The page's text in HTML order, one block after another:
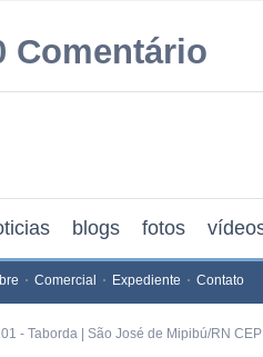
Comentário
blogs fotos
Comercial Expediente Contato
- Taborda | São José de Mipibú/RN